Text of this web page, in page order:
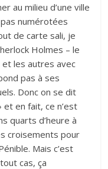
au milieu d’une ville
numérotées
de carte sali, je
Holmes – le
et les autres avec
pas à ses
Donc on se dit
et en fait, ce n’est
quarts d’heure à
croisements pour
Mais c’est
cas, ça